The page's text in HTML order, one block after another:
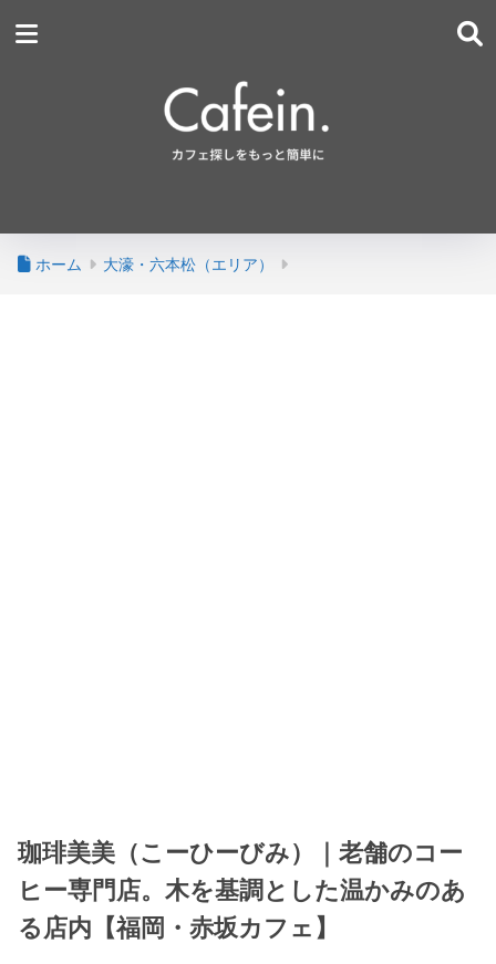
ホーム 大濠・六本松（エリア）
珈琲美美（こーひーびみ）｜老舗のコー
ヒー専門店。木を基調とした温かみのあ
る店内【福岡・赤坂カフェ】